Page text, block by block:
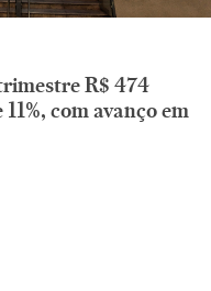
R$ 474
com avanço em